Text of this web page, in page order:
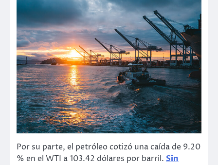
Por su parte, el petróleo cotizó una caída de 9.20
% en el WTI a 103.42 dólares por barril. Sin